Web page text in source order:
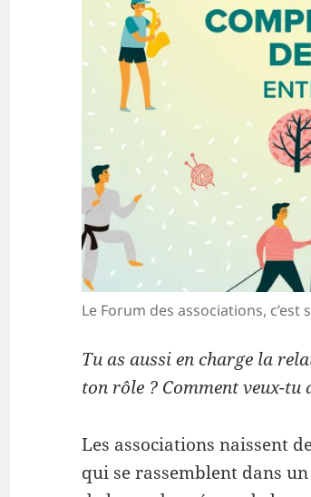
Le Forum des associations, c’est
Tu as aussi en charge la
ton rôle ? Comment veux-tu
Les associations naissent
qui se rassemblent dans